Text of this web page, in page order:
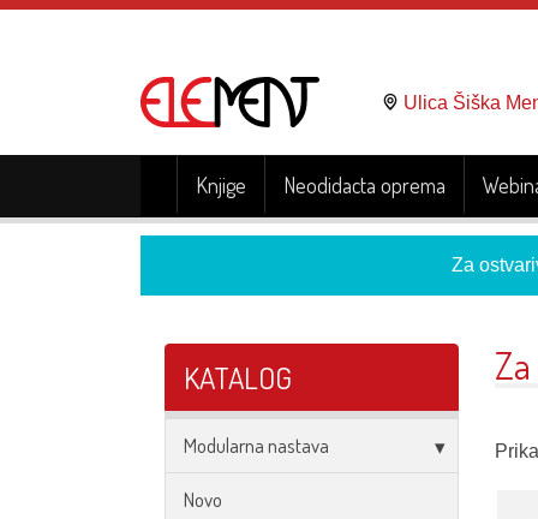
Ulica Šiška
Knjige Neodidacta oprema
Za
KATALOG
Modularna nastava
Novo